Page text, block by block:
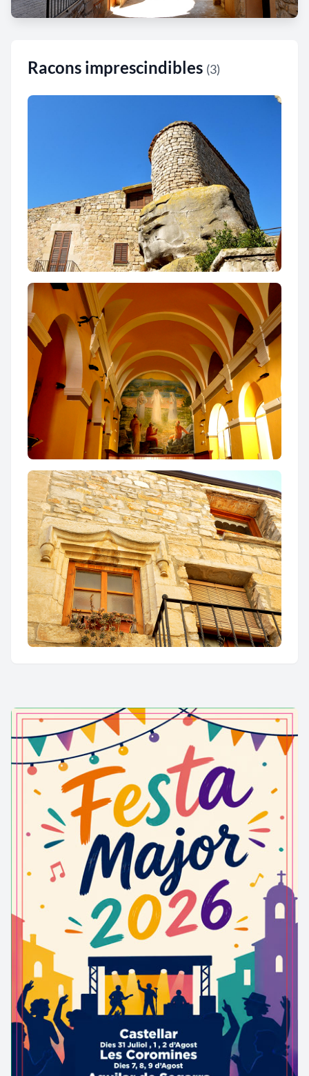
Racons imprescindibles (3)
Castell de Rocafort de Vallbona ***
Església parroquial de la Transfiguració
de Rocafort de Vallbona